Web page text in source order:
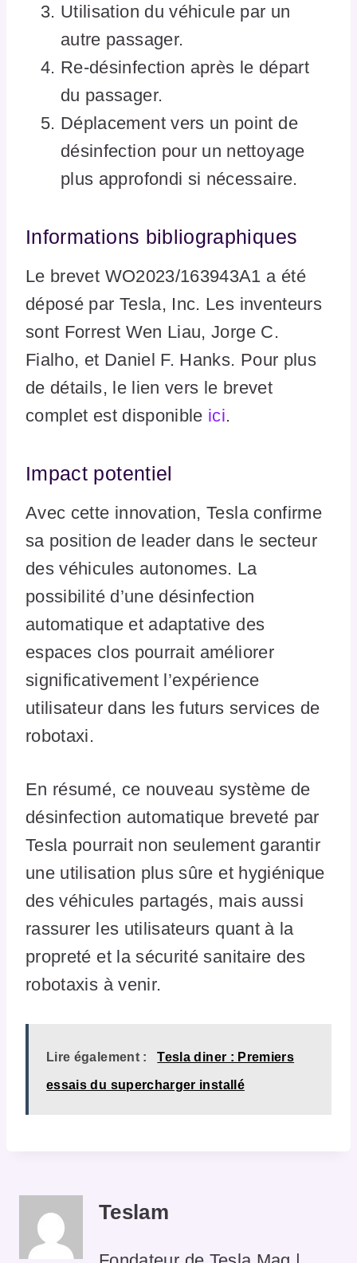
Utilisation du véhicule par un
autre passager.
Re-désinfection après le départ
du passager.
Déplacement vers un point de
désinfection pour un nettoyage
plus approfondi si nécessaire.
Informations bibliographiques
Le brevet WO2023/163943A1 a été
déposé par Tesla, Inc. Les inventeurs
sont Forrest Wen Liau, Jorge C.
Fialho, et Daniel F. Hanks. Pour plus
de détails, le lien vers le brevet
complet est disponible ici.
Impact potentiel
Avec cette innovation, Tesla confirme
sa position de leader dans le secteur
des véhicules autonomes. La
possibilité d’une désinfection
automatique et adaptative des
espaces clos pourrait améliorer
significativement l’expérience
utilisateur dans les futurs services de
robotaxi.
En résumé, ce nouveau système de
désinfection automatique breveté par
Tesla pourrait non seulement garantir
une utilisation plus sûre et hygiénique
des véhicules partagés, mais aussi
rassurer les utilisateurs quant à la
propreté et la sécurité sanitaire des
robotaxis à venir.
Lire également : Tesla diner : Premiers
essais du supercharger installé
Teslam